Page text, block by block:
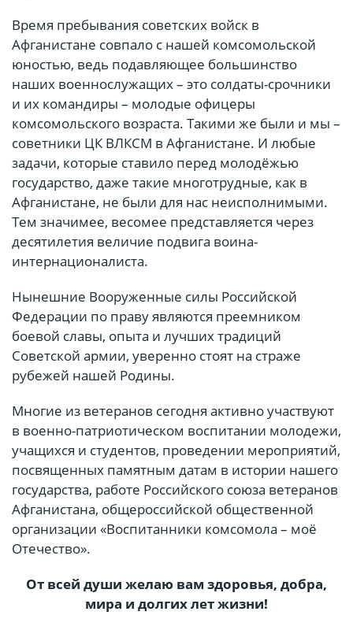
Время пребывания советских войск в
Афганистане совпало с нашей комсомольской
юностью, ведь подавляющее большинство
наших военнослужащих – это солдаты-срочники
и их командиры – молодые офицеры
комсомольского возраста. Такими же были и мы –
советники ЦК ВЛКСМ в Афганистане. И любые
задачи, которые ставило перед молодёжью
государство, даже такие многотрудные, как в
Афганистане, не были для нас неисполнимыми.
Тем значимее, весомее представляется через
десятилетия величие подвига воина-
интернационалиста.
Нынешние Вооруженные силы Российской
Федерации по праву являются преемником
боевой славы, опыта и лучших традиций
Советской армии, уверенно стоят на страже
рубежей нашей Родины.
Многие из ветеранов сегодня активно участвуют
в военно-патриотическом воспитании молодежи,
учащихся и студентов, проведении мероприятий,
посвященных памятным датам в истории нашего
государства, работе Российского союза ветеранов
Афганистана, общероссийской общественной
организации «Воспитанники комсомола – моё
Отечество».
От всей души желаю вам здоровья, добра,
мира и долгих лет жизни!